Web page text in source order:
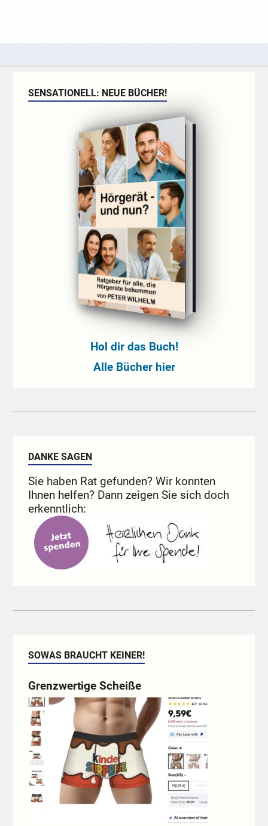
SENSATIONELL: NEUE BÜCHER!
Hol dir das Buch!
Alle Bücher hier
DANKE SAGEN
Sie haben Rat gefunden? Wir konnten
Ihnen helfen? Dann zeigen Sie sich doch
erkenntlich:
SOWAS BRAUCHT KEINER!
Grenzwertige Scheiße